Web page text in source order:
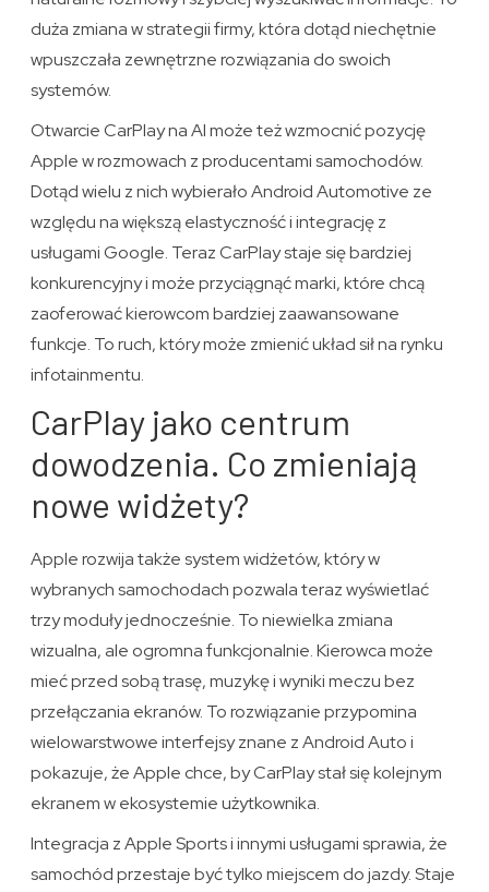
duża zmiana w strategii firmy, która dotąd niechętnie
wpuszczała zewnętrzne rozwiązania do swoich
systemów.
Otwarcie CarPlay na AI może też wzmocnić pozycję
Apple w rozmowach z producentami samochodów.
Dotąd wielu z nich wybierało Android Automotive ze
względu na większą elastyczność i integrację z
usługami Google. Teraz CarPlay staje się bardziej
konkurencyjny i może przyciągnąć marki, które chcą
zaoferować kierowcom bardziej zaawansowane
funkcje. To ruch, który może zmienić układ sił na rynku
infotainmentu.
CarPlay jako centrum
dowodzenia. Co zmieniają
nowe widżety?
Apple rozwija także system widżetów, który w
wybranych samochodach pozwala teraz wyświetlać
trzy moduły jednocześnie. To niewielka zmiana
wizualna, ale ogromna funkcjonalnie. Kierowca może
mieć przed sobą trasę, muzykę i wyniki meczu bez
przełączania ekranów. To rozwiązanie przypomina
wielowarstwowe interfejsy znane z Android Auto i
pokazuje, że Apple chce, by CarPlay stał się kolejnym
ekranem w ekosystemie użytkownika.
Integracja z Apple Sports i innymi usługami sprawia, że
samochód przestaje być tylko miejscem do jazdy. Staje